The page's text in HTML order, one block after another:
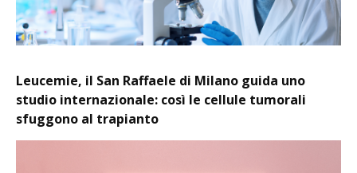
Leucemie, il San Raffaele di Milano guida uno
studio internazionale: così le cellule tumorali
sfuggono al trapianto